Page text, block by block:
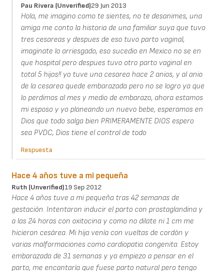
Pau Rivera (unverified)29 Jun 2013
Hola, me imagino como te sientes, no te desanimes, una
amiga me conto la historia de una familiar suya que tuvo
tres cesareas y despues de eso tuvo parto vaginal,
imaginate lo arriesgado, eso sucedio en Mexico no se en
que hospital pero despues tuvo otro parto vaginal en
total 5 hijos!! yo tuve una cesarea hace 2 anios, y al anio
de la cesarea quede embarazada pero no se logro ya que
lo perdimos al mes y medio de embarazo, ahora estamos
mi esposo y yo planeando un nuevo bebe, esperamos en
Dios que todo salga bien PRIMERAMENTE DIOS espero
sea PVDC, Dios tiene el control de todo
Respuesta
Hace 4 años tuve a mi pequeña
Ruth (unverified)19 Sep 2012
Hace 4 años tuve a mi pequeña tras 42 semanas de
gestación. Intentaron inducir el parto con prostaglandina y
a las 24 horas con oxitocina y como no dilate ni 1 cm me
hicieron cesárea. Mi hija venía con vueltas de cordón y
varias malformaciones como cardiopatia congenita. Estoy
embarazada de 31 semanas y ya empiezo a pensar en el
parto, me encantaría que fuese parto natural pero tengo